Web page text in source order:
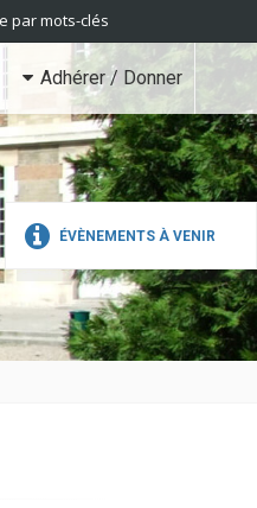
ÉVÈNEMENTS À VENIR
par mots-clés
Adhérer / Donner